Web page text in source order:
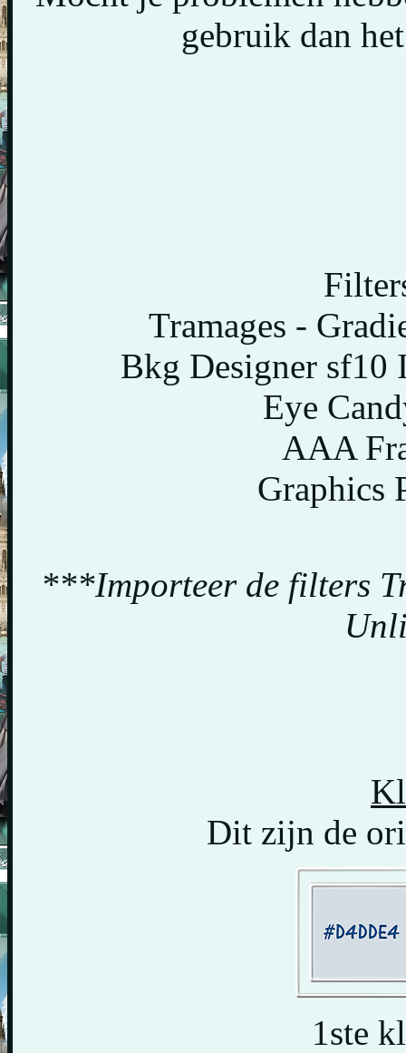
gebruik dan
Tramages -
Bkg Designer
Eye
AAA
Graphics
***Importeer de filters
Dit zijn de
1ste